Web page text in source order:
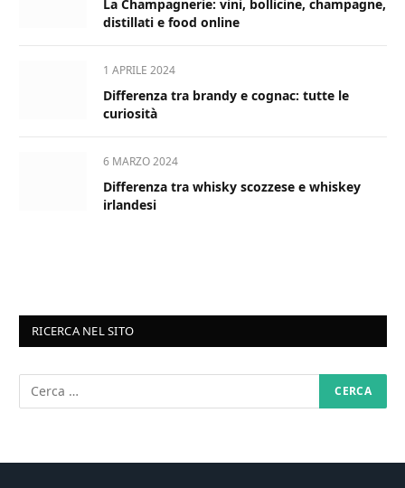
La Champagnerie: vini, bollicine, champagne,
distillati e food online
1 APRILE 2024
Differenza tra brandy e cognac: tutte le
curiosità
6 MARZO 2024
Differenza tra whisky scozzese e whiskey
irlandesi
RICERCA NEL SITO